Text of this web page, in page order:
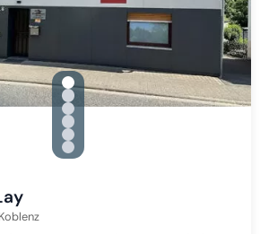
gallery.slide_selector
Zu Slide 1 wechseln
Zu Slide 2 wechseln
Zu Slide 3 wechseln
Zu Slide 4 wechseln
Zu Slide 5 wechseln
Zu Slide 6 wechseln
Koblenz